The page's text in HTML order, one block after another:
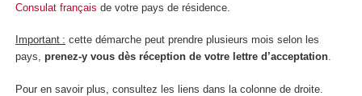
Consulat français de votre pays de résidence.
Important : cette démarche peut prendre plusieurs mois selon les
pays, prenez-y vous dès réception de votre lettre d’acceptation.
Pour en savoir plus, consultez les liens dans la colonne de droite.